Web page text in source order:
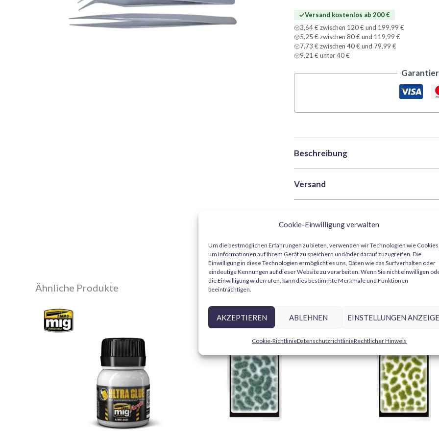
Cookie-Einwilligung verwalten
Um die bestmöglichen Erfahrungen zu bieten, verwenden wir Technologien wie Cookies,
um Informationen auf Ihrem Gerät zu speichern und/oder darauf zuzugreifen. Die
Einwilligung in diese Technologien ermöglicht es uns, Daten wie das Surfverhalten oder
eindeutige Kennungen auf dieser Website zu verarbeiten. Wenn Sie nicht einwilligen
die Einwilligung widerrufen, kann dies bestimmte Merkmale und Funktionen
beeinträchtigen.
AKZEPTIEREN ABLEHNEN EINSTELLUNGEN
Cookie-RichtlinieDatenschutzrichtlinieRechtlicher Hinweis
Versand kostenlos ab 200 €
3,64 € zwischen 120 € und 199,99 €
5,25 € zwischen 80 € und 119,99 €
7,73 € zwischen 40 € und 79,99 €
9,21 € unter 40 €
Beschreibung
Dismoer 5-teilige Pinzetten-Set
Dismoer 5-teilige Pinzetten-Set aus
Modellbauer, die mit kleinen Teilen,
empfindlichsten Arbeiten.
Hauptmerkmale:
Präzision.
jede Art von Modellieraufgabe.
Ergonomisches Design:leichte
langen Mal- oder
Hochpräzise Spitzen:ideal zum
Teilen oder Montieren von
Versand
sofern die Bestellung vorrätig ist.
Es gibt noch keine Rezensionen.
Nur angemeldete Kunden, die dieses
Ähnliche Produkte